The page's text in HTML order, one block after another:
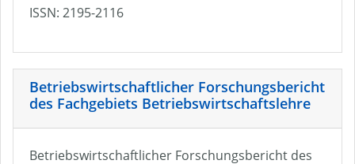
ISSN: 2195-2116
Betriebswirtschaftlicher Forschungsbericht
des Fachgebiets Betriebswirtschaftslehre
Betriebswirtschaftlicher Forschungsbericht des